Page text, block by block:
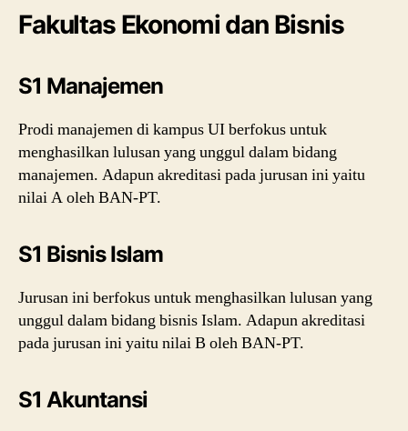
Fakultas Ekonomi dan Bisnis
S1 Manajemen
Prodi manajemen di kampus UI berfokus untuk
menghasilkan lulusan yang unggul dalam bidang
manajemen. Adapun akreditasi pada jurusan ini yaitu
nilai A oleh BAN-PT.
S1 Bisnis Islam
Jurusan ini berfokus untuk menghasilkan lulusan yang
unggul dalam bidang bisnis Islam. Adapun akreditasi
pada jurusan ini yaitu nilai B oleh BAN-PT.
S1 Akuntansi